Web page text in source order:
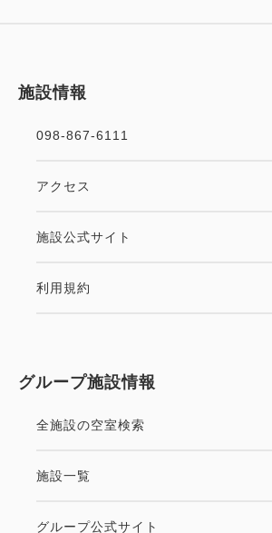
施設情報
098-867-6111
アクセス
施設公式サイト
利用規約
グループ施設情報
全施設の空室検索
施設一覧
グループ公式サイト